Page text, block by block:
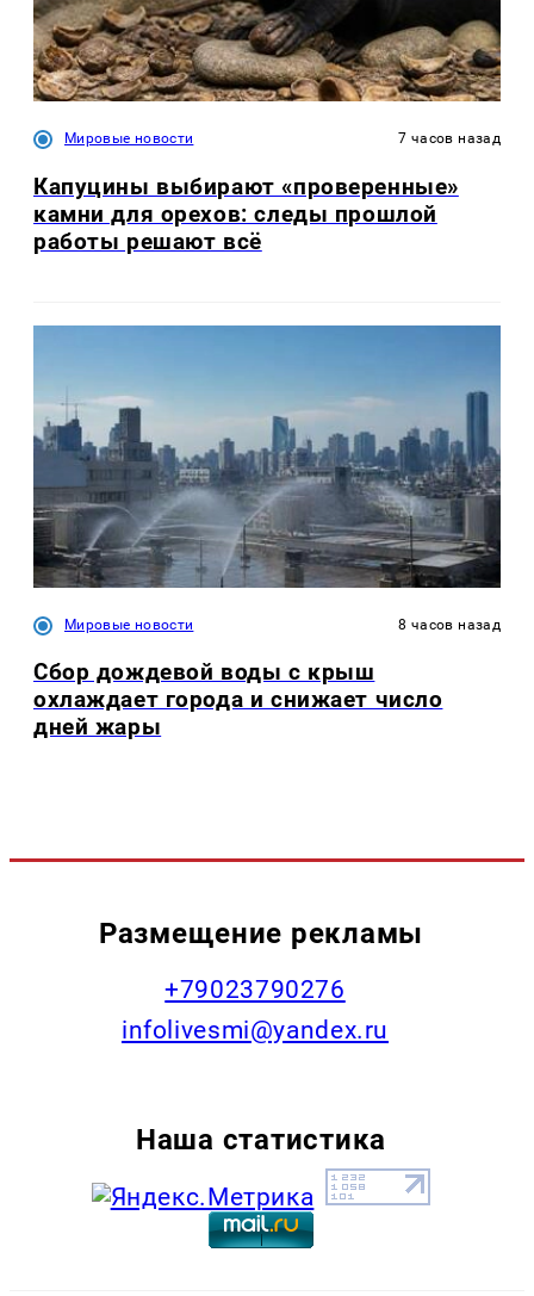
Мировые новости 7 часов назад
Капуцины выбирают «проверенные»
камни для орехов: следы прошлой
работы решают всё
Мировые новости 8 часов назад
Сбор дождевой воды с крыш
охлаждает города и снижает число
дней жары
Размещение рекламы
+79023790276
infolivesmi@yandex.ru
Наша статистика